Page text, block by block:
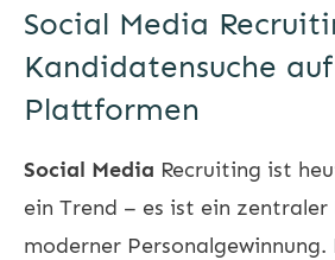
Social Media
Kandidatensuche
Plattformen
Social Media Recruiting ist
ein Trend – es ist ein
moderner